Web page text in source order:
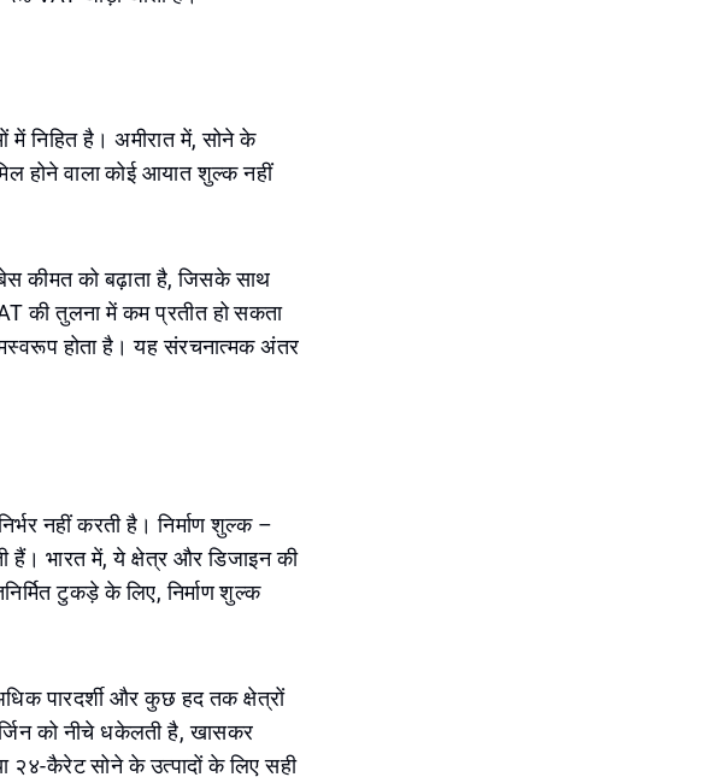
निहित है। अमीरात में, सोने के
होने वाला कोई आयात शुल्क नहीं
कीमत को बढ़ाता है, जिसके साथ
की तुलना में कम प्रतीत हो सकता
होता है। यह संरचनात्मक अंतर
नहीं करती है। निर्माण शुल्क –
हैं। भारत में, ये क्षेत्र और डिजाइन की
टुकड़े के लिए, निर्माण शुल्क
पारदर्शी और कुछ हद तक क्षेत्रों
को नीचे धकेलती है, खासकर
२४-कैरेट सोने के उत्पादों के लिए सही